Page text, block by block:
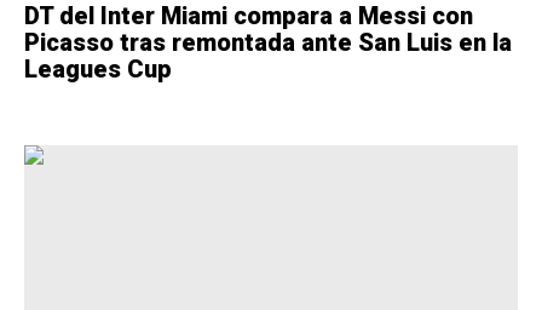
DT del Inter Miami compara a Messi con
Picasso tras remontada ante San Luis en la
Leagues Cup